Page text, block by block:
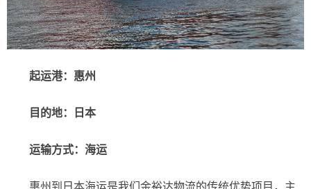
起运港： 惠州
目的地：日本
运输方式：海运